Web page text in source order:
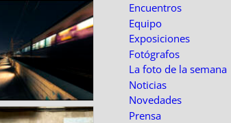
Encuentros
Equipo
Exposiciones
Fotógrafos
La foto de la semana
Noticias
Novedades
Prensa